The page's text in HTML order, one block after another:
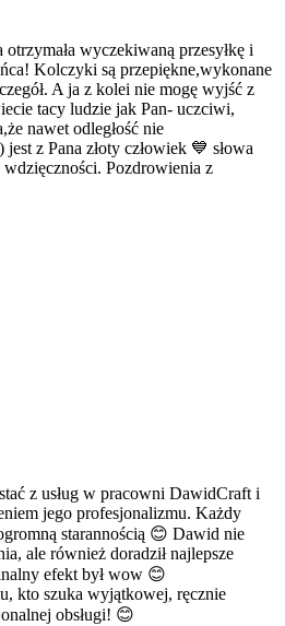
wyczekiwaną przesyłkę i
Kolczyki są przepiękne,wykonane
A ja z kolei nie mogę wyjść z
tacy ludzie jak Pan- uczciwi,
nawet odległość nie
z Pana złoty człowiek 💙 słowa
wdzięczności. Pozdrowienia z
z usług w pracowni DawidCraft i
jego profesjonalizmu. Każdy
starannością 😊 Dawid nie
ale również doradził najlepsze
efekt był wow 😊
kto szuka wyjątkowej, ręcznie
obsługi! 😊